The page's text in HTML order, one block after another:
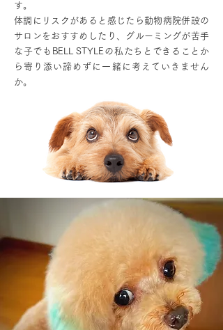
す。
体調にリスクがあると感じたら動物病院併設の
サロンをおすすめしたり、グルーミングが苦手
な子でもBELL STYLEの私たちとできることか
ら寄り添い諦めずに一緒に考えていきません
か。